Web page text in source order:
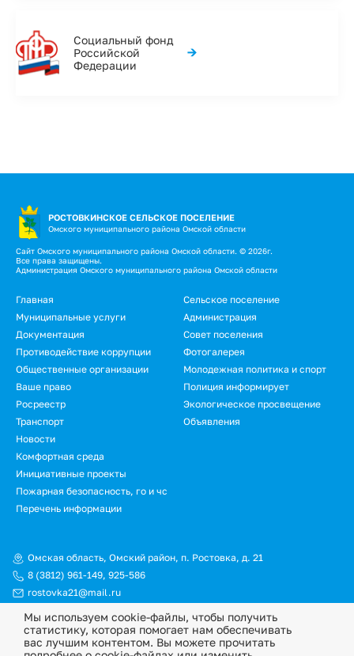
Социальный фонд
Российской
Федерации
→
РОСТОВКИНСКОЕ СЕЛЬСКОЕ ПОСЕЛЕНИЕ
Омского муниципального района Омской области
Сайт Омского муниципального района Омской области. © 2026г.
Все права защищены.
Администрация Омского муниципального района Омской области
Подвал
Главная
Сельское поселение
Муниципальные услуги
Администрация
Документация
Совет поселения
Противодействие коррупции
Фотогалерея
Общественные организации
Молодежная политика и спорт
Ваше право
Полиция информирует
Росреестр
Экологическое просвещение
Транспорт
Объявления
Новости
Омская область, Омский район, п. Ростовка, д. 21
8 (3812) 961-149, 925-586
rostovka21@mail.ru
Подвал.
Дополнительное
меню
Комфортная среда
Инициативные проекты
Пожарная безопасность, го и чс
Перечень информации
© Официальный сайт Ростовкинского сельского поселения
Омского муниципального района Омской области, 2026
Мы используем cookie-файлы, чтобы получить
статистику, которая помогает нам обеспечивать
вас лучшим контентом. Вы можете прочитать